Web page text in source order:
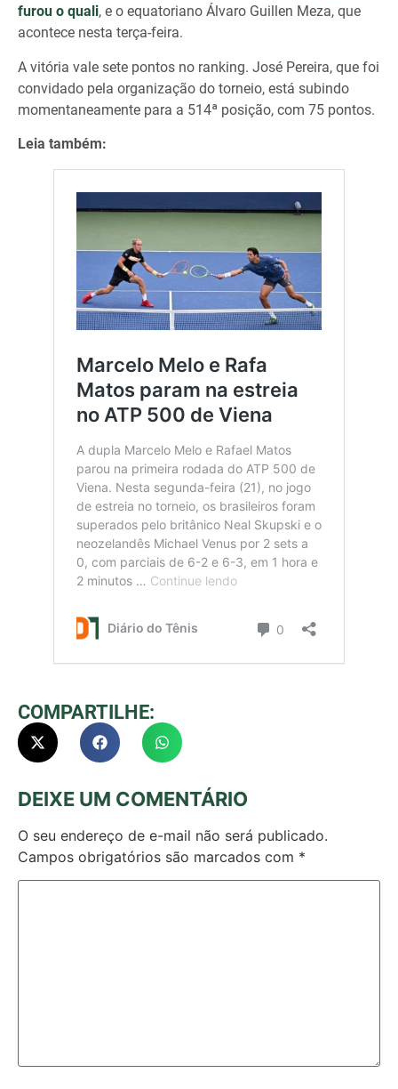
furou o quali, e o equatoriano Álvaro Guillen Meza, que
acontece nesta terça-feira.
A vitória vale sete pontos no ranking. José Pereira, que foi
convidado pela organização do torneio, está subindo
momentaneamente para a 514ª posição, com 75 pontos.
Leia também:
COMPARTILHE:
DEIXE UM COMENTÁRIO
O seu endereço de e-mail não será publicado.
Campos obrigatórios são marcados com *